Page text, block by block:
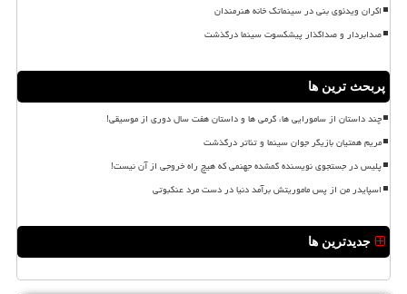
اکران ویدئوی بنی در سینماتک خانه هنرمندان
صدابردار و صداگذار پیشکسوت سینما درگذشت
پربحث ترین ها
چند داستان از سامورایی ها، گرمی ها و داستان هفت سال دوری از موسیقی!
مریم همتیان بازیگر جوان سینما و تئاتر درگذشت
پلیس در جستجوی نویسنده گمشده جهنمی که هیچ راه خروجی از آن نیست!
اسپایدر من از پس ماموریتش برآمد دنیا در دست مرد عنکبوتی
جدیدترین ها